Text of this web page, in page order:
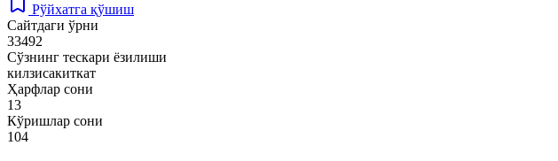
Рўйхатга қўшиш
Сайтдаги ўрни
33492
Сўзнинг тескари ёзилиши
килзисакиткат
Ҳарфлар сони
13
Кўришлар сони
104